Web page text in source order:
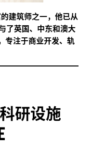
建筑师之一，他已从
了英国、中东和澳大
专注于商业开发、轨
研设施